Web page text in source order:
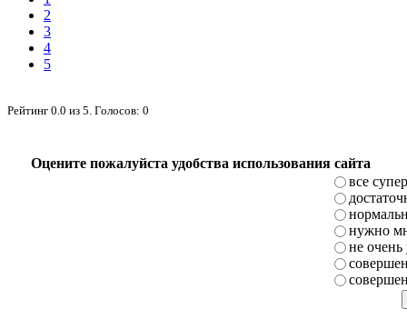
2
3
4
5
Рейтинг 0.0 из 5 . Голосов: 0
Оцените пожалуйста удобства использования сайта
все супер
нужно
не очень